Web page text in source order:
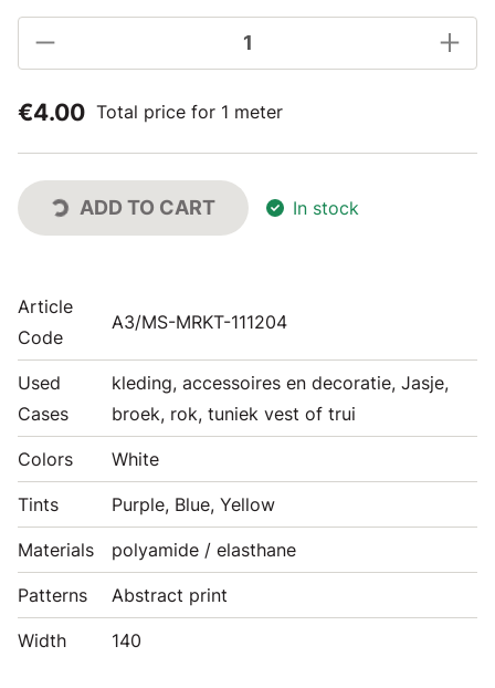
€4.00 Total price for 1 meter
ADD TO CART In stock
Article
Code
A3/MS-MRKT-111204
Used
Cases
kleding, accessoires en decoratie, Jasje,
broek, rok, tuniek vest of trui
Colors White
Tints Purple, Blue, Yellow
Materials polyamide / elasthane
Patterns Abstract print
Width 140